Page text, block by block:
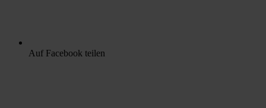
Auf Facebook teilen